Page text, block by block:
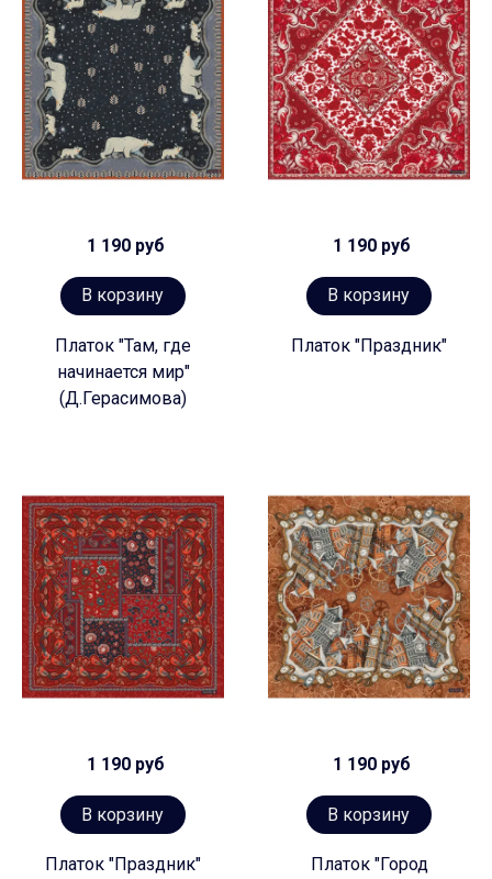
1 190 руб
В корзину
Платок "Там, где
начинается мир"
(Д.Герасимова)
1 190 руб
В корзину
Платок "Праздник"
1 190 руб
В корзину
Платок "Праздник"
1 190 руб
В корзину
Платок "Город